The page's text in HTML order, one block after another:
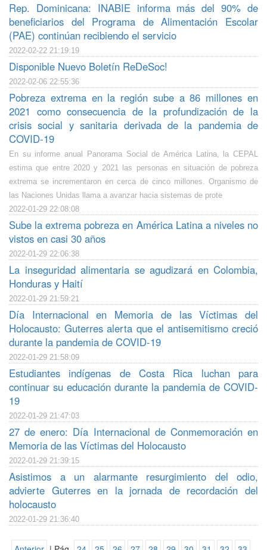
Rep. Dominicana: INABIE informa más del 90% de
beneficiarios del Programa de Alimentación Escolar
(PAE) continúan recibiendo el servicio
2022-02-22 21:19:19
Disponible Nuevo Boletín ReDeSoc!
2022-02-06 22:55:36
Pobreza extrema en la región sube a 86 millones en
2021 como consecuencia de la profundización de la
crisis social y sanitaria derivada de la pandemia de
COVID-19
En su informe anual Panorama Social de América Latina, la CEPAL
estima que entre 2020 y 2021 las personas en situación de pobreza
extrema se incrementaron en cerca de cinco millones. Organismo de
las Naciones Unidas llama a avanzar hacia sistemas de prote
2022-01-29 22:08:08
Sube la extrema pobreza en América Latina a niveles no
vistos en casi 30 años
2022-01-29 22:06:38
La inseguridad alimentaria se agudizará en Colombia,
Honduras y Haití
2022-01-29 21:59:21
Día Internacional en Memoria de las Víctimas del
Holocausto: Guterres alerta que el antisemitismo creció
durante la pandemia de COVID-19
2022-01-29 21:58:09
Estudiantes indígenas de Costa Rica luchan para
continuar su educación durante la pandemia de COVID-
19
2022-01-29 21:47:03
27 de enero: Día Internacional de Conmemoración en
Memoria de las Víctimas del Holocausto
2022-01-29 21:39:15
Asistimos a un alarmante resurgimiento del odio,
advierte Guterres en la jornada de recordación del
holocausto
2022-01-29 21:36:40